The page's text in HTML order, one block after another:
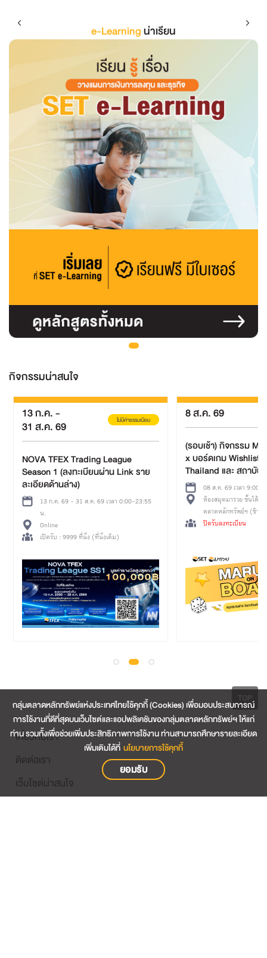
e-Learning น่าเรียน
กิจกรรมน่าสนใจ
30
โค
League
าน Link ราย
เวลา 0:00-23:55
8 ส.ค. 69 ไม่มีค่าธรรมเนียม
(รอบเช้า) กิจกรรม Maruey on Board
x บอร์ดเกม Wishlist โดย Sea
Thailand และ สถาบันบอร์ดเกมเพื่อ
08 ส.ค. 69 เวลา 9:00-12:00 น.
ห้องสมุดมารวย ชั้นใต้ดิน อาคาร B อาคาร
ตลาดหลักทรัพย์ฯ (ข้างสถานทูตจีน) ใกล้ MRT
เกี่ยวกับเรา
ติดต่อเรา
เว็บไซต์น่าสนใจ
กลุ่มตลาดหลักทรัพย์แห่งประเทศไทยใช้คุกกี้ (Cookies) เพื่อมอบประสบการณ์
การใช้งานที่ดีที่สุดบนเว็บไซต์และแอปพลิเคชันของกลุ่มตลาดหลักทรัพย์ฯ ให้แก่
ท่าน รวมทั้งเพื่อช่วยเพิ่มประสิทธิภาพการใช้งาน ท่านสามารถศึกษารายละเอียด
เพิ่มเติมได้ที่ นโยบายการใช้คุกกี้
ยอมรับ